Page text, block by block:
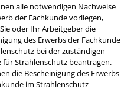
alle notwendigen Nachweise
der Fachkunde vorliegen,
oder Ihr Arbeitgeber die
des Erwerbs der Fachkunde
bei der zuständigen
für Strahlenschutz beantragen.
die Bescheinigung des Erwerbs
im Strahlenschutz